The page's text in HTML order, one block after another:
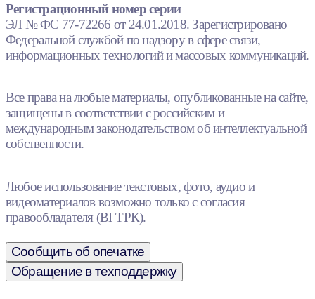
Регистрационный номер серии
ЭЛ № ФС 77-72266 от 24.01.2018. Зарегистрировано
Федеральной службой по надзору в сфере связи,
информационных технологий и массовых коммуникаций.
Все права на любые материалы, опубликованные на сайте,
защищены в соответствии с российским и
международным законодательством об интеллектуальной
собственности.
Любое использование текстовых, фото, аудио и
видеоматериалов возможно только с согласия
правообладателя (ВГТРК).
Сообщить об опечатке
Обращение в техподдержку